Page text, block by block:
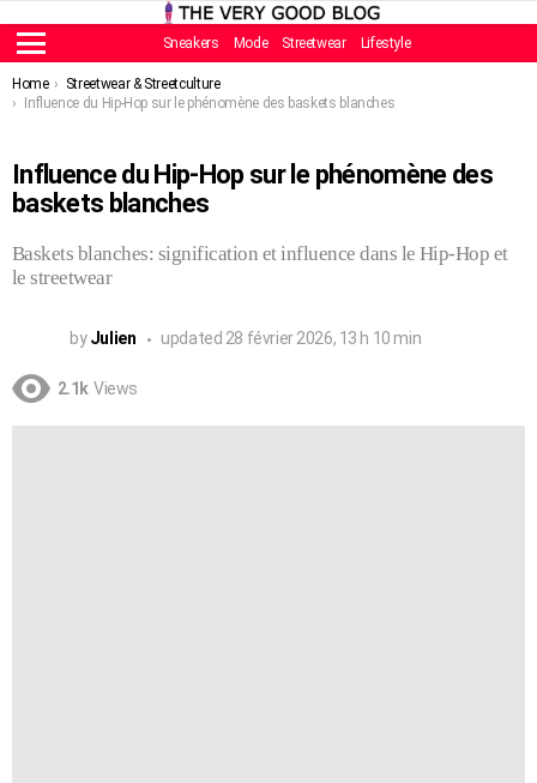
Menu
Sneakers Mode Streetwear Lifestyle
You are here:
Home
Streetwear & Streetculture
Influence du Hip-Hop sur le phénomène des baskets blanches
Influence du Hip-Hop sur le phénomène des
baskets blanches
Baskets blanches: signification et influence dans le Hip-Hop et
le streetwear
by Julien updated 28 février 2026, 13 h 10 min
2.1k Views